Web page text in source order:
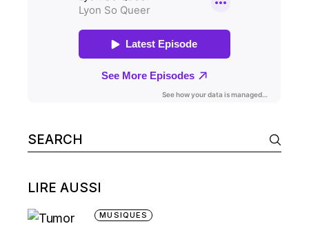
Search
for:
LIRE AUSSI
MUSIQUES